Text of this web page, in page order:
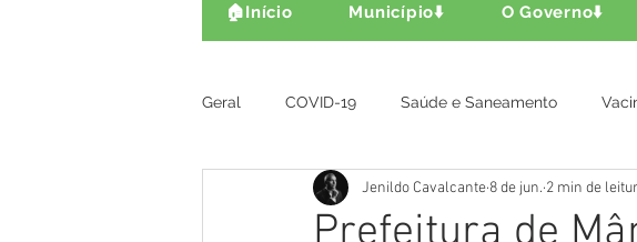
🏠Início Município⬇️ O Governo⬇️
Geral COVID-19 Saúde e Saneamento
Gestão e Finanças Infra, Obra e Transporte
Jenildo Cavalcante 8 de jun. 2 min de